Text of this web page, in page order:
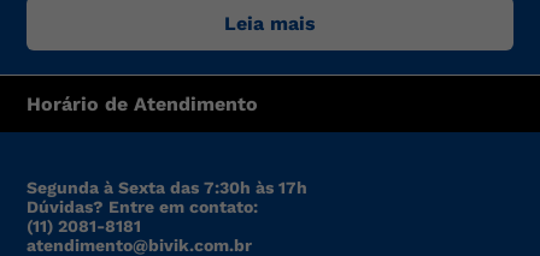
qualidade e modelo altamente competitivos.
Leia mais
Horário de Atendimento
Segunda à Sexta das 7:30h às 17h
Dúvidas? Entre em contato:
(11) 2081-8181
atendimento@bivik.com.br